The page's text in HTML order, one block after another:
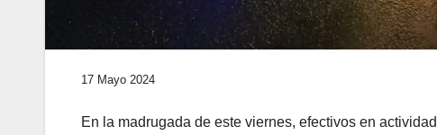
17 Mayo 2024
En la madrugada de este viernes, efectivos en